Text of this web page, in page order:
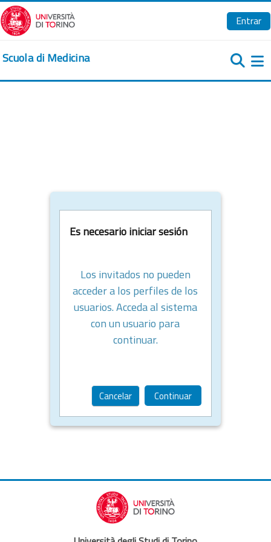
Salta al contenido principal
Entrar
Scuola di Medicina
Es necesario iniciar sesión
Los invitados no pueden
acceder a los perfiles de los
usuarios. Acceda al sistema
con un usuario para
continuar.
Cancelar Continuar